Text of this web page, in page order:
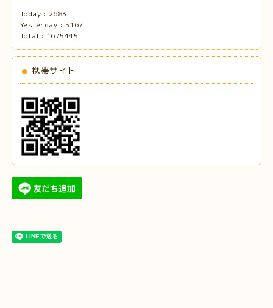
Today : 2683
Yesterday : 5167
Total : 1675445
携帯サイト